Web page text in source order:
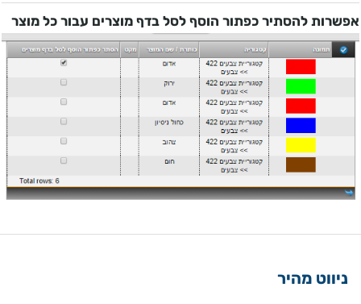
אפשרות להסתיר כפתור הוסף לסל בדף מוצרים עבור כל מוצר
ניווט מהיר